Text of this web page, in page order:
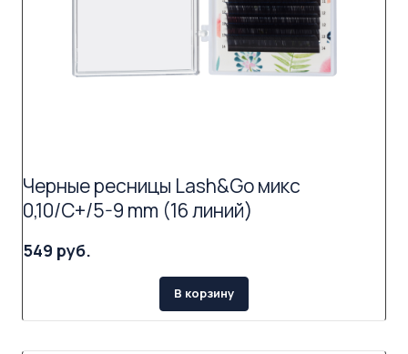
Черные ресницы Lash&Go микс
0,10/C+/5-9 mm (16 линий)
549 руб.
В корзину